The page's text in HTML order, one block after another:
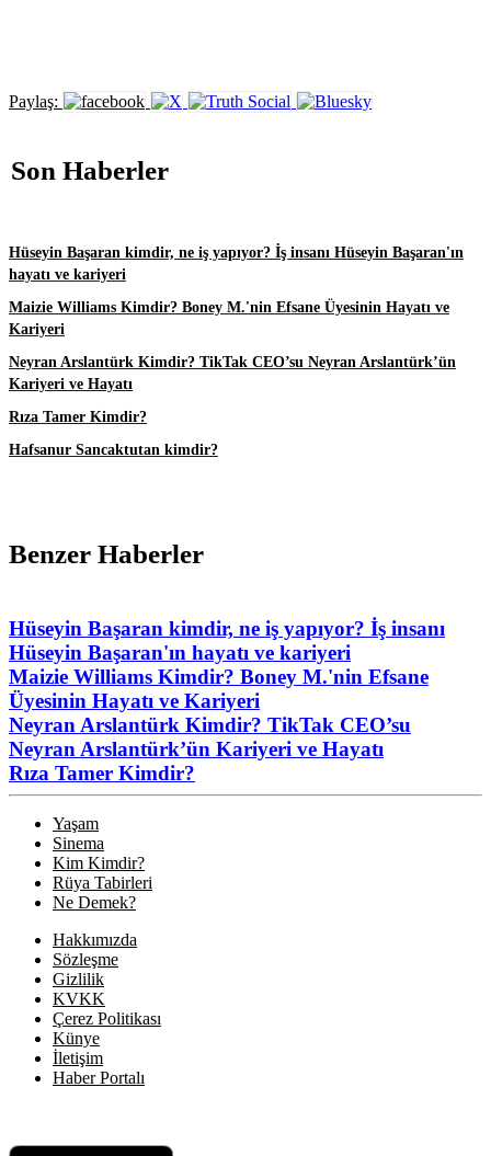
Paylaş:
Son Haberler
Hüseyin Başaran kimdir, ne iş yapıyor? İş insanı Hüseyin Başaran'ın
hayatı ve kariyeri
Maizie Williams Kimdir? Boney M.'nin Efsane Üyesinin Hayatı ve
Kariyeri
Neyran Arslantürk Kimdir? TikTak CEO’su Neyran Arslantürk’ün
Kariyeri ve Hayatı
Rıza Tamer Kimdir?
Hafsanur Sancaktutan kimdir?
Benzer Haberler
Hüseyin Başaran kimdir, ne iş yapıyor? İş insanı
Hüseyin Başaran'ın hayatı ve kariyeri
Maizie Williams Kimdir? Boney M.'nin Efsane
Üyesinin Hayatı ve Kariyeri
Neyran Arslantürk Kimdir? TikTak CEO’su
Neyran Arslantürk’ün Kariyeri ve Hayatı
Rıza Tamer Kimdir?
Yaşam
Sinema
Kim Kimdir?
Rüya Tabirleri
Ne Demek?
Hakkımızda
Sözleşme
Gizlilik
KVKK
Çerez Politikası
Künye
İletişim
Haber Portalı